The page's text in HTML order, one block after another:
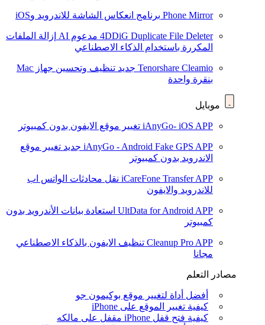
Phone Mirror برنامج انعكاس الشاشة للاندرويد وiOS
4DDiG Duplicate File Deleter مدعوم AI
إزالة الملفات
المكررة باستخدام الذكاء الاصطناعي
Tenorshare Cleamio جديد
تنظيف وتحسين جهاز Mac
بنقرة واحدة
موبايل
iAnyGo- iOS APP تغيير موقع الايفون بدون كمبيوتر
iAnyGo - Android Fake GPS APP جديد تغيير موقع
الاندرويد بدون كمبيوتر
iCareFone Transfer APP نقل محادثات الواتس اب
للاندرويد والايفون
UltData for Android APP استعادة بيانات الأندرويد بدون
كمبيوتر
Cleanup Pro APP تنظيف الايفون بالذكاء الاصطناعي
مجانا
مصادر التعلم
أفضل أداة لتغيير موقع بوكيمون جو
كيفية تغيير الموقع على iPhone
كيفية فتح قفل iPhone مقفل على مالكه